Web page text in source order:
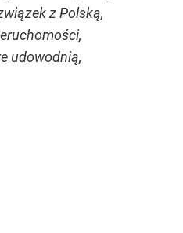
z Polską,
udowodnią,